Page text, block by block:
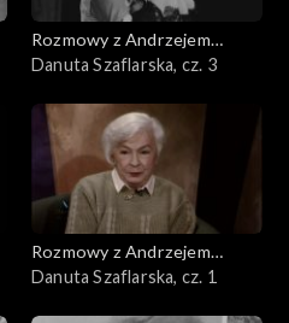
Rozmowy z Andrzejem
Doboszem
Danuta Szaflarska, cz. 3
Rozmowy z Andrzejem
Doboszem
Danuta Szaflarska, cz. 1